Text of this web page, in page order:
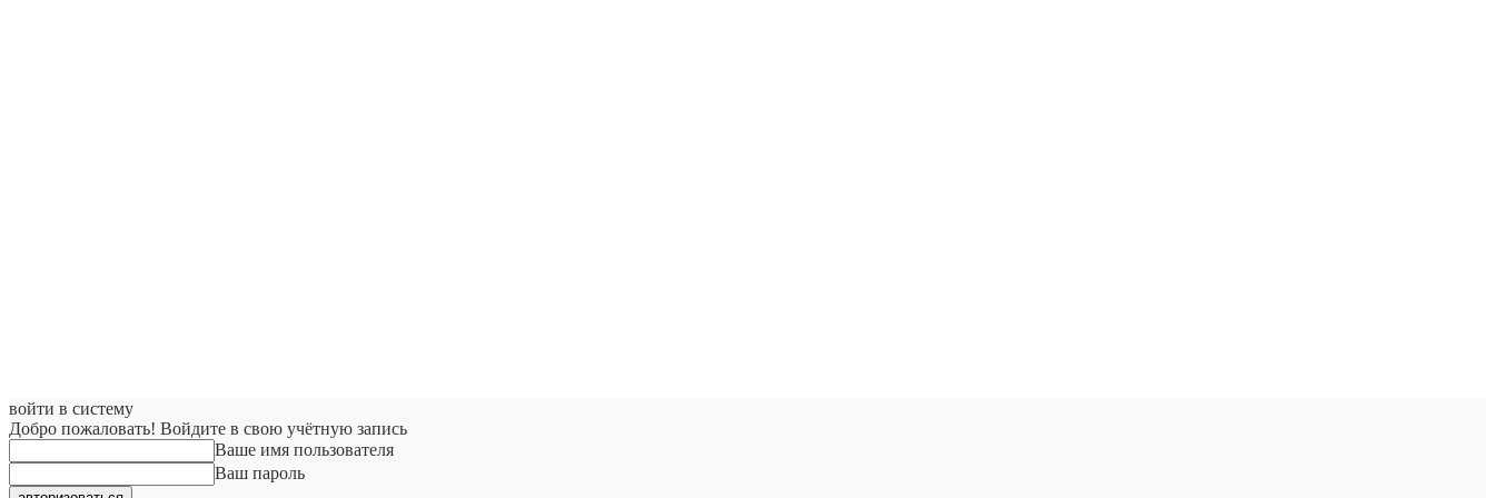
войти в систему
Добро пожаловать! Войдите в свою учётную запись
Ваше имя пользователя
Ваш пароль